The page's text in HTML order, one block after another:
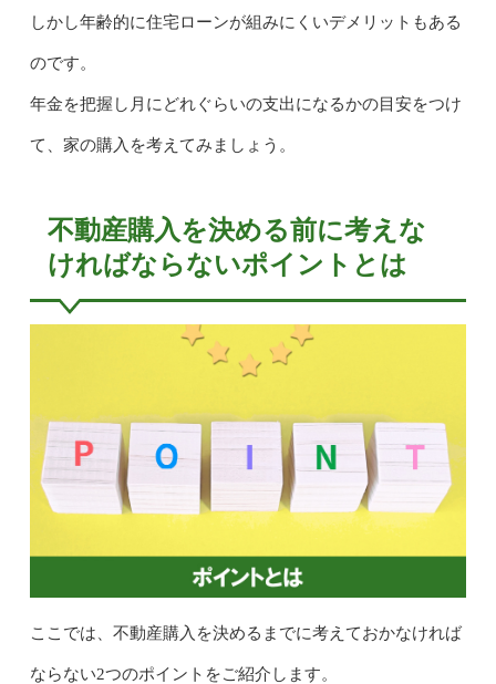
しかし年齢的に住宅ローンが組みにくいデメリットもある
のです。
年金を把握し月にどれぐらいの支出になるかの目安をつけ
て、家の購入を考えてみましょう。
不動産購入を決める前に考えな
ければならないポイントとは
ここでは、不動産購入を決めるまでに考えておかなければ
ならない2つのポイントをご紹介します。